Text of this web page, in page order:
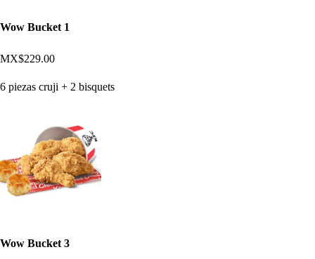
Wow Bucket 1
MX$229.00
6 piezas cruji + 2 bisquets
Wow Bucket 3